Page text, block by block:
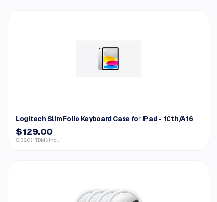
Logitech Slim Folio Keyboard Case for iPad - 10th/A16
$129.00
$138.03 ITBMS incl.